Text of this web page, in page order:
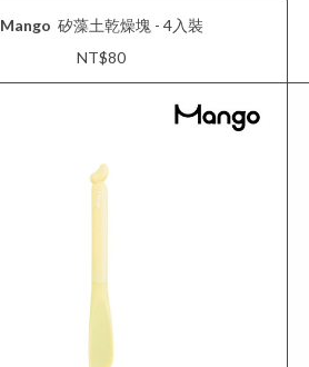
Mango 矽藻土乾燥塊 - 4入裝
NT$80